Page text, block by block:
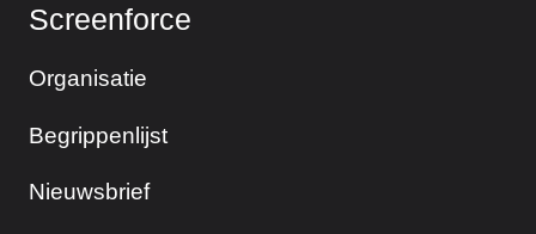
Screenforce
Organisatie
Begrippenlijst
Nieuwsbrief